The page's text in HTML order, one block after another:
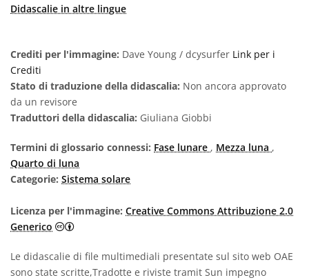
Didascalie in altre lingue
Crediti per l'immagine: Dave Young / dcysurfer Link per i
Crediti
Stato di traduzione della didascalia: Non ancora approvato
da un revisore
Traduttori della didascalia: Giuliana Giobbi
Termini di glossario connessi: Fase lunare , Mezza luna ,
Quarto di luna
Categorie: Sistema solare
Licenza per l'immagine: Creative Commons Attribuzione 2.0
Generico
Creative Commons Attribuzione 2.0 Generico icone
Le didascalie di file multimediali presentate sul sito web OAE
sono state scritte,Tradotte e riviste tramit Sun impegno